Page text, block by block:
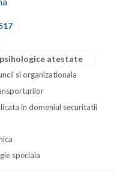
atestate
si organizationala
in domeniul securitatii
speciala